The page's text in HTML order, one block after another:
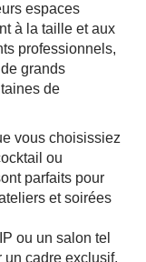
espaces
à la taille et aux
professionnels,
grands
de
vous choisissiez
ou
parfaits pour
et soirées
ou un salon tel
un cadre exclusif,